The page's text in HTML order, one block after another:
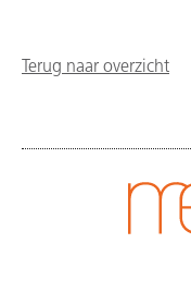
Terug naar overzicht